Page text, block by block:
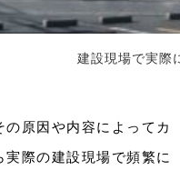
建設現場で実際
原因や内容によってカ
際の建設現場で頻繁に